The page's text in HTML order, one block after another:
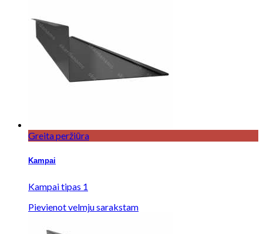
Greita peržiūra
Kampai
Kampai tipas 1
Pievienot velmju sarakstam